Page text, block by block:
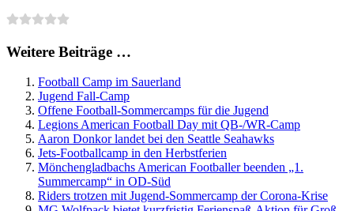
Weitere Beiträge …
Football Camp im Sauerland
Jugend Fall-Camp
Offene Football-Sommercamps für die Jugend
Legions American Football Day mit QB-/WR-Camp
Aaron Donkor landet bei den Seattle Seahawks
Jets-Footballcamp in den Herbstferien
Mönchengladbachs American Footballer beenden „1.
Summercamp“ in OD-Süd
Riders trotzen mit Jugend-Sommercamp der Corona-Krise